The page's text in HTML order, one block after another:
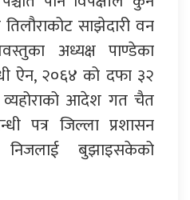
साझेदारी वन
अध्यक्ष पाण्डेका
ऐन, २०६४ को दफा ३२
व्यहोराको आदेश गत चैत
पत्र जिल्ला प्रशासन
बुझाइसकेको